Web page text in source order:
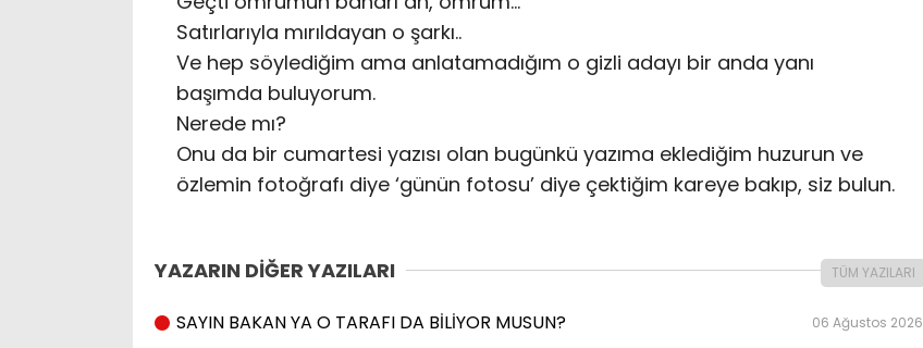
Satırlarıyla mırıldayan o şarkı..
Ve hep söylediğim ama anlatamadığım o gizli adayı bir anda yanı
başımda buluyorum.
Nerede mı?
Onu da bir cumartesi yazısı olan bugünkü yazıma eklediğim huzurun ve
özlemin fotoğrafı diye ‘günün fotosu’ diye çektiğim kareye bakıp, siz bulun.
YAZARIN DİĞER YAZILARI TÜM YAZILARI
SAYIN BAKAN YA O TARAFI DA BİLİYOR MUSUN? 06 Ağustos 2026